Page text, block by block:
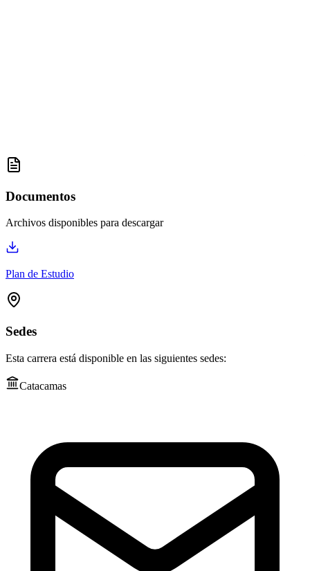
Documentos
Archivos disponibles para descargar
Plan de Estudio
Sedes
Esta carrera está disponible en las siguientes sedes:
Catacamas